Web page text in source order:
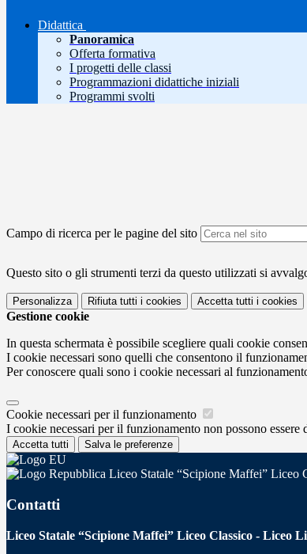
Didattica
Panoramica
Offerta formativa
I progetti delle classi
Programmazioni didattiche iniziali
Programmi svolti
Campo di ricerca per le pagine del sito
Questo sito o gli strumenti terzi da questo utilizzati si
Personalizza Rifiuta tutti i cookies Accetta tutti i cookies
Gestione cookie
In questa schermata è possibile scegliere quali cookie
I cookie necessari sono quelli che consentono il
Per conoscere quali sono i cookie necessari al
Cookie necessari per il funzionamento
I cookie necessari per il funzionamento non possono
Accetta tutti Salva le preferenze
Liceo Statale “Scipione Maffei” Liceo
Contatti
Liceo Statale “Scipione Maffei” Liceo Classico - Liceo